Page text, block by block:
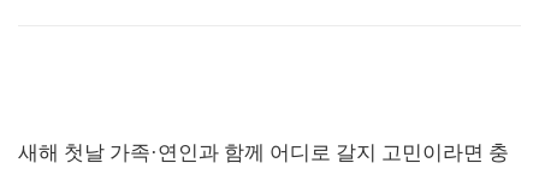
새해 첫날 가족·연인과 함께 어디로 갈지 고민이라면 충